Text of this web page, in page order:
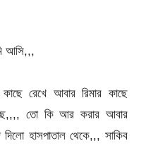
আসি,,,
রেখে আবার রিমার কাছে
তো কি আর করার আবার
হাসপাতাল থেকে,,, সাকিব